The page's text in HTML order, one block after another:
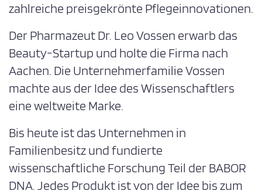
zahlreiche preisgekrönte Pflegeinnovationen.
Der Pharmazeut Dr. Leo Vossen erwarb das
Beauty-Startup und holte die Firma nach
Aachen. Die Unternehmerfamilie Vossen
machte aus der Idee des Wissenschaftlers
eine weltweite Marke.
Bis heute ist das Unternehmen in
Familienbesitz und fundierte
wissenschaftliche Forschung Teil der BABOR
DNA. Jedes Produkt ist von der Idee bis zum